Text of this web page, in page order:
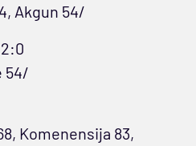
Akgun 54/
54/
Komenensija 83,